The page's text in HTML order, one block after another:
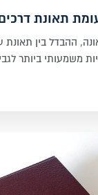
תאונת
ההבדל בין תאונת
משמעותי ביותר